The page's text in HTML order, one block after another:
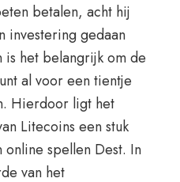
betalen, acht hij
gedaan
het belangrijk om de
al voor een tientje
Hierdoor ligt het
Litecoins een stuk
spellen Dest. In
van het